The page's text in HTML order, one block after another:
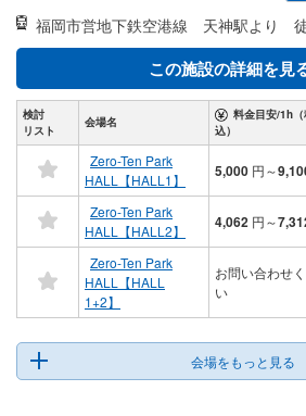
福岡市営地下鉄空港線 天神駅より
この施設の詳細を見
検討
リスト
会場名
料金目安/1h（
込）
Zero-Ten Park
HALL【HALL1】
5,000 円～
Zero-Ten Park
HALL【HALL2】
4,062 円～
Zero-Ten Park
HALL【HALL
1+2】
お問い合わせ
い
会場をもっと見る